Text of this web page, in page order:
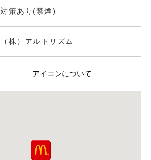
対策あり(禁煙)
（株）アルトリズム
アイコンについて